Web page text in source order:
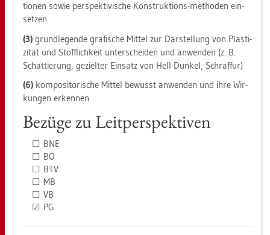
tio­nen sowie per­spek­ti­vi­sche Kon­struk­ti­ons-me­tho­den ein­
set­zen
(3) grund­le­gen­de gra­fi­sche Mit­tel zur Dar­stel­lung von Plas­ti­
zi­tät und Stoff­lich­keit un­ter­schei­den und an­wen­den (z. B.
Schat­tie­rung, ge­ziel­ter Ein­satz von Hell-Dun­kel, Schraf­fur)
(6) kom­po­si­to­ri­sche Mit­tel be­wusst an­wen­den und ihre Wir­
kun­gen er­ken­nen
Be­zü­ge zu Leit­per­spek­ti­ven
☐ BNE
☐ BO
☐ BTV
☐ MB
☐ VB
☑ PG